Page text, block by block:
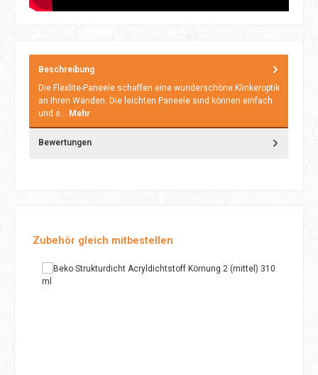
Beschreibung
Die Flexlite-Paneele schaffen eine wunderschöne Klinkeroptik
an Ihren Wänden. Die leichten Paneele sind können einfach
und s… Mehr
Bewertungen
Produktgalerie überspringen
Zubehör gleich mitbestellen